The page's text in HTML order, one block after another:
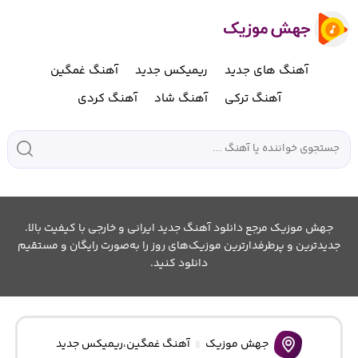
آهنگ های جدید ریمیکس جدید
آهنگ غمگین
آهنگ ترکی
آهنگ شاد آهنگ کردی
جهش موزیک مرجع دانلود آهنگ جدید ایرانی و خارجی با کیفیت بالا.
جدیدترین و پرطرفدارترین موزیک‌های روز را به‌صورت رایگان و مستقیم
دانلود کنید.
جهش موزیک آهنگ غمگین،ریمیکس جدید